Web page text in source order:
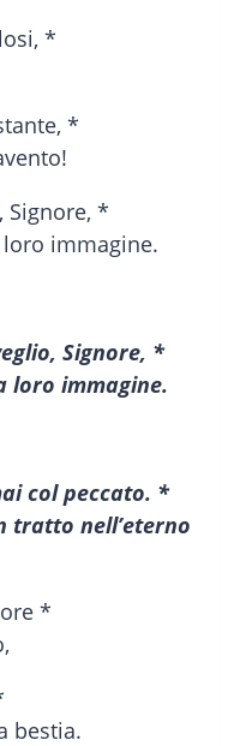
*
*
Signore, *
immagine.
Signore, *
loro immagine.
col peccato. *
tratto nell’eterno
*
bestia.